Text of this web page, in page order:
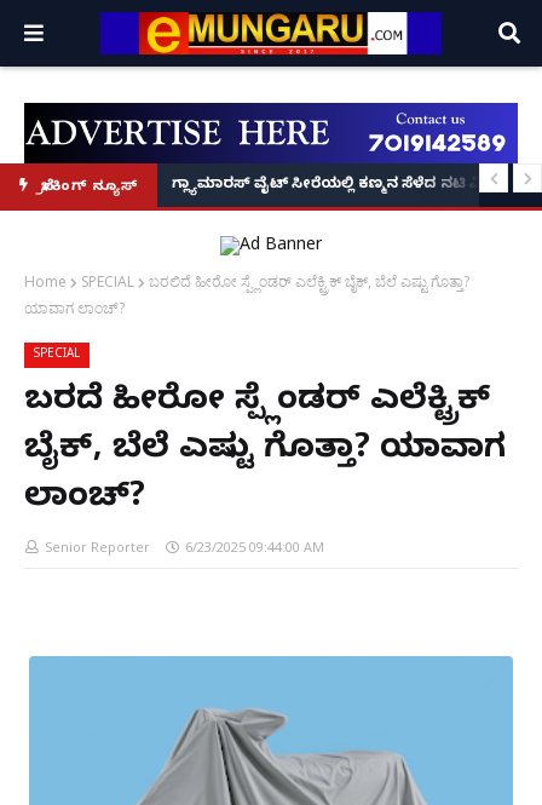
ಬ್ರೇಕಿಂಗ್ ನ್ಯೂಸ್
ಗ್ರಾ.ಪಂ. ಅಧ್ಯಕ್ಷಡೇವಿಡ್ ಡಿಸೋಜಾ ಬರ್ಬರ ಹತ್ಯೆಗ್ಲ್ಯಾಮಾರಸ್ ವೈಟ್‌ ಸೀರೆಯಲ್ಲಿ ಕಣ್ಮನ ಸೆಳೆದ ನಟಿ ವಿಷ್ಣು
Home SPECIAL
ಬರಲಿದೆ ಹೀರೋ ಸ್ಪ್ಲೆಂಡರ್ ಎಲೆಕ್ಟ್ರಿಕ್ ಬೈಕ್, ಬೆಲೆ ಎಷ್ಟು ಗೊತ್ತಾ?
ಯಾವಾಗ ಲಾಂಚ್?
SPECIAL
ಬರಲಿದೆ ಹೀರೋ ಸ್ಪ್ಲೆಂಡರ್ ಎಲೆಕ್ಟ್ರಿಕ್
ಬೈಕ್, ಬೆಲೆ ಎಷ್ಟು ಗೊತ್ತಾ? ಯಾವಾಗ
ಲಾಂಚ್?
Senior Reporter 6/23/2025 09:44:00 AM